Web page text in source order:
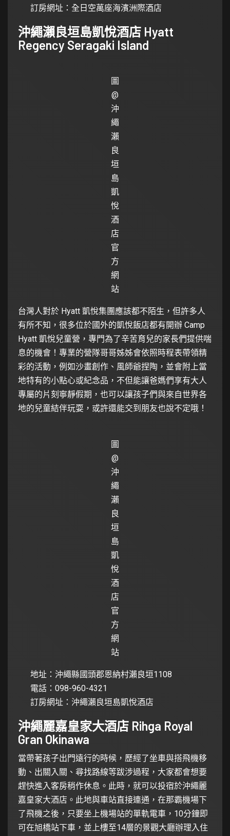
訂房網址： 全日空萬座海濱洲際酒店
沖繩瀨良垣島凱悅酒店 Hyatt
Regency Seragaki Island
圖
@
沖
繩
瀨
良
垣
島
凱
悅
酒
店
官
方
網
站
台灣人對於 Hyatt 凱悅集團應該都不陌生，但許多人
有所不知，很多位於國外的凱悅飯店都有開辦 Camp
Hyatt 凱悅兒童營，專門為了辛苦育兒的家長們提供喘
息的機會！專業的營隊哥哥姊姊會依照時程表帶領精
彩的活動，例如沙畫創作、風師爺捏陶，並會附上當
地特有的小點心或紀念品，不但能讓爸媽們享有大人
專屬的片刻寧靜假期，也可以讓孩子們與來自世界各
地的兒童結伴玩耍，或許還能交到朋友也說不定哦！
圖
@
沖
繩
瀨
良
垣
島
凱
悅
酒
店
官
方
網
站
地址：沖繩縣國頭郡恩納村瀨良垣1108
電話：098-960-4321
訂房網址： 沖繩瀨良垣島凱悅酒店
沖繩麗嘉皇家大酒店 Rihga Royal
Gran Okinawa
當帶著孩子出門遠行的時候，歷經了坐車與搭飛機移
動、出關入關、尋找路線等跋涉過程，大家都會想要
趕快進入客房稍作休息。此時，就可以投宿於沖繩麗
嘉皇家大酒店。此地與車站直接連通，在那霸機場下
了飛機之後，只要坐上機場站的單軌電車，10分鐘即
可在旭橋站下車，並上樓至14層的景觀大廳辦理入住